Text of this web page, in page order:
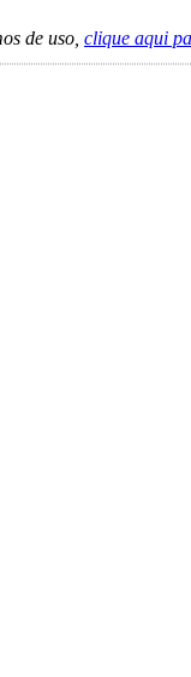
de uso, clique aqui